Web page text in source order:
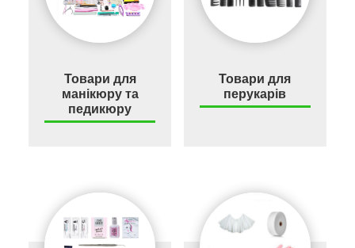
Товари для
манікюру та
педикюру
Товари для
перукарів